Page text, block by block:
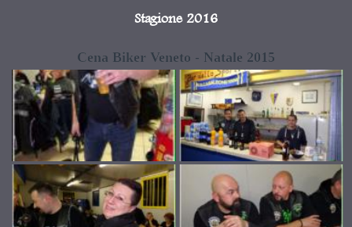
Stagione 2016
Cena Biker Veneto - Natale 2015